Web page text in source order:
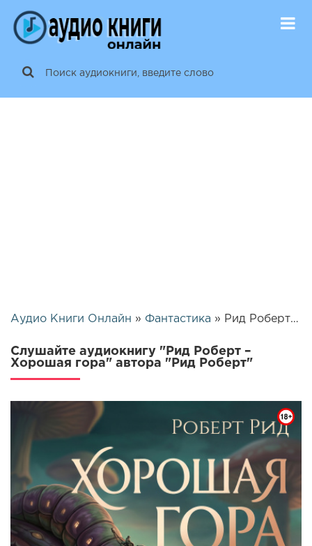
Аудио Книги Онлайн » Фантастика » Рид Роберт – Хорошая гора | 25926
Слушайте аудиокнигу "Рид Роберт –
Хорошая гора" автора "Рид Роберт"